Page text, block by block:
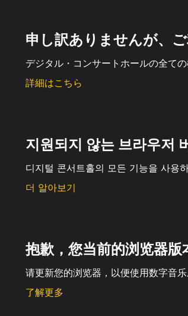
申し訳ありませんが、
デジタル・コンサートホールの全て
詳細はこちら
지원되지 않는 브라우저
디지털 콘서트홀의 모든 기능을 사용
더 알아보기
抱歉，您当前的浏览器版
请更新您的浏览器，以便使用数字音乐
了解更多